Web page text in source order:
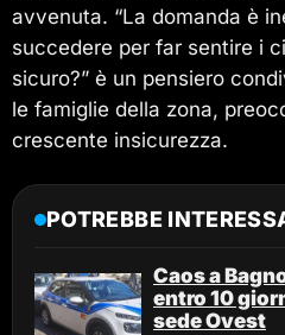
avvenuta. “La domanda è
succedere per far sentire i
sicuro?” è un pensiero
le famiglie della zona,
crescente insicurezza.
POTREBBE
Caos a
entro 10
sede Ovest